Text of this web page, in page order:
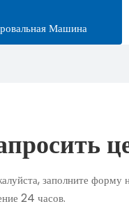
Машина
заполните форму
24 часов.